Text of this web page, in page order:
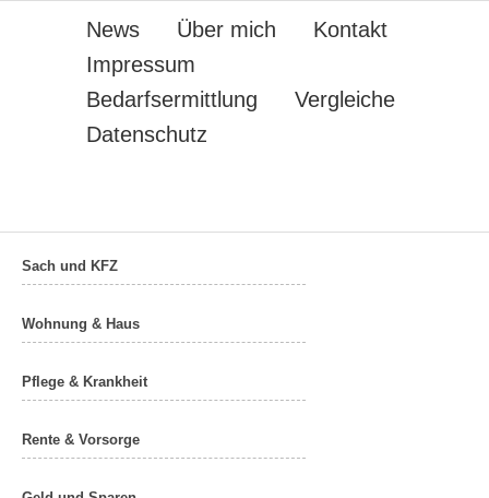
News Über mich
Kontakt
Impressum
Bedarfsermittlung
Vergleiche
Datenschutz
Sach und KFZ
Wohnung & Haus
Pflege & Krankheit
Rente & Vorsorge